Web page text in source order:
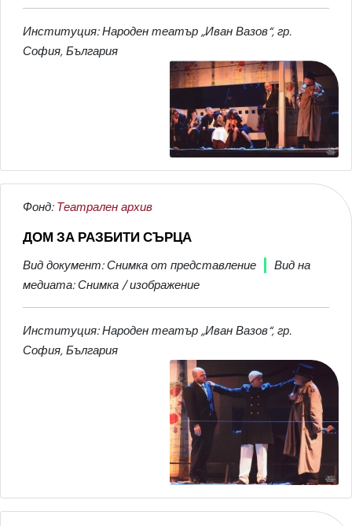
Институция: Народен театър „Иван Вазов“, гр.
София, България
Фонд: Театрален архив
ДОМ ЗА РАЗБИТИ СЪРЦА
Вид документ: Снимка от представление
Вид на
медиата: Снимка / изображение
Институция: Народен театър „Иван Вазов“, гр.
София, България